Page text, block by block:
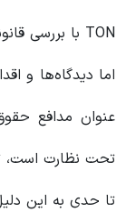
TON با بررسی قانونی از سوی SEC مواجه شد.
اما دیدگاه‌ها و
عنوان مدافع
تحت نظارت است،
تا حدی به این